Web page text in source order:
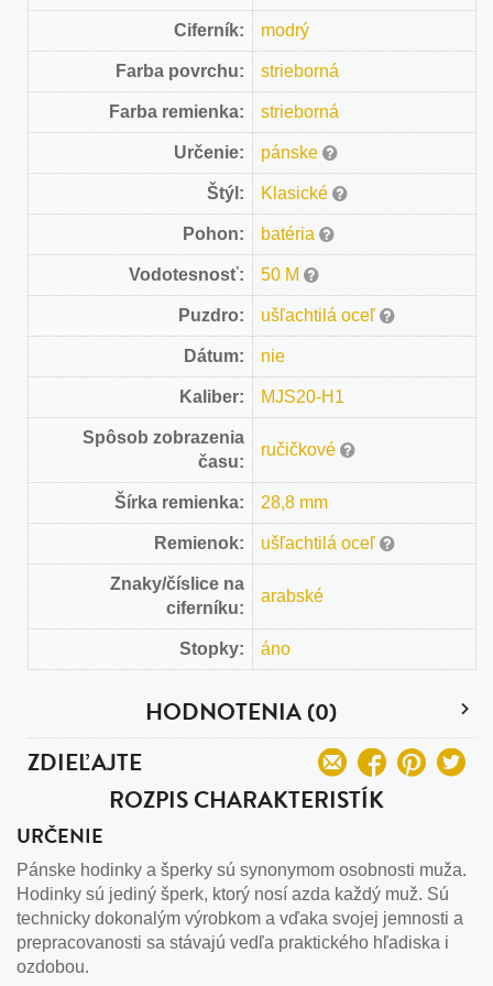
Ciferník: modrý
Farba povrchu: strieborná
Farba remienka: strieborná
Určenie: pánske
Štýl: Klasické
Pohon: batéria
Vodotesnosť: 50 M
Puzdro: ušľachtilá oceľ
Dátum: nie
Kaliber: MJS20-H1
Spôsob zobrazenia
času:
ručičkové
Šírka remienka: 28,8 mm
Remienok: ušľachtilá oceľ
Znaky/číslice na
ciferníku:
arabské
Stopky: áno
HODNOTENIA (0)
ZDIEĽAJTE
ROZPIS CHARAKTERISTÍK
URČENIE
Pánske hodinky a šperky sú synonymom osobnosti muža.
Hodinky sú jediný šperk, ktorý nosí azda každý muž. Sú
technicky dokonalým výrobkom a vďaka svojej jemnosti a
prepracovanosti sa stávajú vedľa praktického hľadiska i
ozdobou.